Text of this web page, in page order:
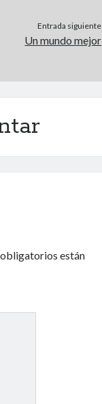
Entrada siguiente
Un mundo mejor
están